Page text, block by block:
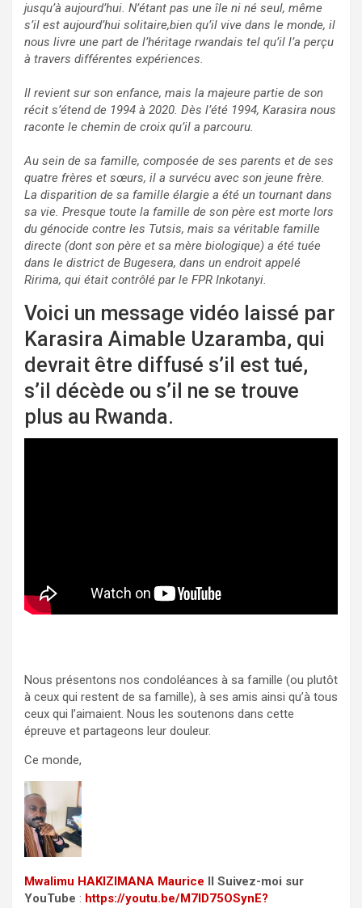
jusqu’à aujourd’hui. N’étant pas une île ni né seul, même
s’il est aujourd’hui solitaire,bien qu’il vive dans le monde, il
nous livre une part de l’héritage rwandais tel qu’il l’a perçu
à travers différentes expériences.
Il revient sur son enfance, mais la majeure partie de son
récit s’étend de 1994 à 2020. Dès l’été 1994, Karasira nous
raconte le chemin de croix qu’il a parcouru.
Au sein de sa famille, composée de ses parents et de ses
quatre frères et sœurs, il a survécu avec son jeune frère.
La disparition de sa famille élargie a été un tournant dans
sa vie. Presque toute la famille de son père est morte lors
du génocide contre les Tutsis, mais sa véritable famille
directe (dont son père et sa mère biologique) a été tuée
dans le district de Bugesera, dans un endroit appelé
Ririma, qui était contrôlé par le FPR Inkotanyi.
Voici un message vidéo laissé par
Karasira Aimable Uzaramba, qui
devrait être diffusé s’il est tué,
s’il décède ou s’il ne se trouve
plus au Rwanda.
Nous présentons nos condoléances à sa famille (ou plutôt
à ceux qui restent de sa famille), à ses amis ainsi qu’à tous
ceux qui l’aimaient. Nous les soutenons dans cette
épreuve et partageons leur douleur.
Ce monde,
Mwalimu HAKIZIMANA Maurice
Suivez-moi sur
YouTube : https://youtu.be/M7ID75OSynE?